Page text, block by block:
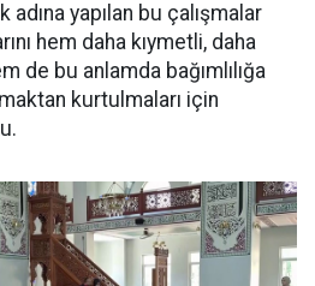
adına yapılan bu çalışmalar
hem daha kıymetli, daha
de bu anlamda bağımlılığa
kurtulmaları için